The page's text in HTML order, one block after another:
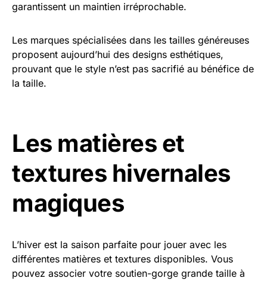
garantissent un maintien irréprochable.
Les marques spécialisées dans les tailles généreuses
proposent aujourd’hui des designs esthétiques,
prouvant que le style n’est pas sacrifié au bénéfice de
la taille.
Les matières et
textures hivernales
magiques
L’hiver est la saison parfaite pour jouer avec les
différentes matières et textures disponibles. Vous
pouvez associer votre soutien-gorge grande taille à